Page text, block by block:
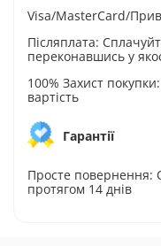
Visa/MasterCard/
Післяплата:
переконавшись у
100% Захист
вартість
Гарантії
Просте повернення:
протягом 14 днів